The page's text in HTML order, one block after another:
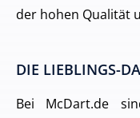
der hohen Qualität
DIE LIEBLINGS-
Bei McDart.de